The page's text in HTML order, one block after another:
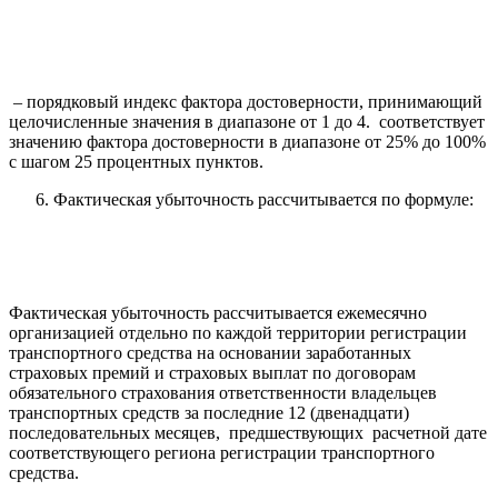
– порядковый индекс фактора достоверности, принимающий
целочисленные значения в диапазоне от 1 до 4. соответствует
значению фактора достоверности в диапазоне от 25% до 100%
с шагом 25 процентных пунктов.
Фактическая убыточность рассчитывается по формуле:
Фактическая убыточность рассчитывается ежемесячно
организацией отдельно по каждой территории регистрации
транспортного средства на основании заработанных
страховых премий и страховых выплат по договорам
обязательного страхования ответственности владельцев
транспортных средств за последние 12 (двенадцати)
последовательных месяцев, предшествующих расчетной дате
соответствующего региона регистрации транспортного
средства.